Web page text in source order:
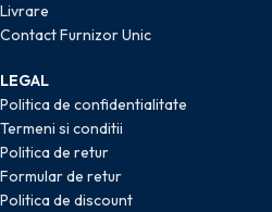
Livrare
Contact Furnizor Unic
LEGAL
Politica de confidentialitate
Termeni si conditii
Politica de retur
Formular de retur
Politica de discount